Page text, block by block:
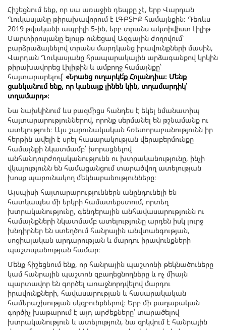
Հիշեցնում ենք, որ սա առաջին դեպքը չէ, երբ Վարդան
Ղուկասյանը թիրախավորում է ԼԳԲՏԻՔ համայնքին։ Դեռևս
2019 թվականի ապրիլի 5-ին, երբ տրանս ակտիվիստ Լիլիթ
Մարտիրոսյանը ելույթ ունեցավ Ազգային ժողովում՝
բարձրաձայնելով տրանս մարդկանց իրավունքների մասին,
Վարդան Ղուկասյանը հրապարակային արձագանքով կրկին
թիրախավորեց Լիլիթին և ամբողջ համայնքը՝
հայտարարելով՝ «Նրանց ուղարկե՛ք Հոլանդիա։ Մենք
ցանկանում ենք, որ կանայք լինեն կին, տղամարդիկ՝
տղամարդ»։
Նա նախկինում ևս բազմիցս հանդես է եկել նմանատիպ
հայտարարություններով, որոնք սերմանել են թշնամանք ու
ատելություն։ Այս շարունակական հռետորաբանությունն իր
հերթին ավելի է սրել հասարակության վերաբերմունքը
համայնքի նկատմամբ՝ խորացնելով
անհանդուրժողականությունն ու խտրականությունը, ինչի
վկայությունն են համացանցում տարածվող ատելության
խոսք պարունակող մեկնաբանությունները։
Այսպիսի հայտարարություններն անընդունելի են
հատկապես մի երկրի համատեքստում, որտեղ
խտրականությունը, գենդերային անհավասարությունն ու
համայնքների նկատմամբ ատելությունը արդեն իսկ լուրջ
խնդիրներ են ստեղծում հանրային անվտանգության,
սոցիալական արդարության և մարդու իրավունքների
պաշտպանության համար։
Մենք հիշեցնում ենք, որ հանրային պաշտոնի թեկնածուները
կամ հանրային պաշտոն զբաղեցնողները և ոչ միայն
պարտավոր են գործել առաջնորդվելով մարդու
իրավունքների, հավասարության և հասարակական
համերաշխության սկզբունքներով։ Երբ մի քաղաքական
գործիչ խաթարում է այդ արժեքները՝ տարածելով
խտրականություն և ատելություն, նա զրկվում է հանրային